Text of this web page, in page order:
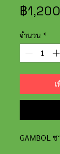
฿
จำนวน *
GAMBOL